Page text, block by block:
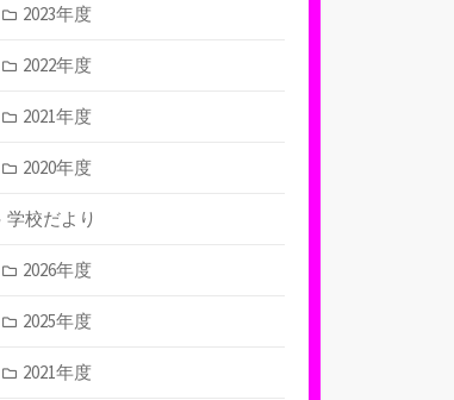
2023年度
2022年度
2021年度
2020年度
学校だより
2026年度
2025年度
2021年度